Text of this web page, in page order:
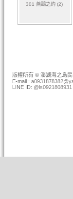
301 燕鷗之約 (2)
版權所有 © 澎湖海之島
E-mail :
LINE ID: @ls0921808931